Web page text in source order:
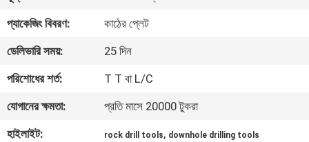
মান
নিয়ন্ত্রণ
যোগাযোগ
করুন
প্যাকেজিং বিবরণ:
কাঠের প্লেট
ডেলিভারি সময়:
25 দিন
পরিশোধের শর্ত:
T T বা L/C
যোগানের ক্ষমতা:
প্রতি মাসে 20000 টুকরা
হাইলাইট:
rock drill tools, downhole drilling tools